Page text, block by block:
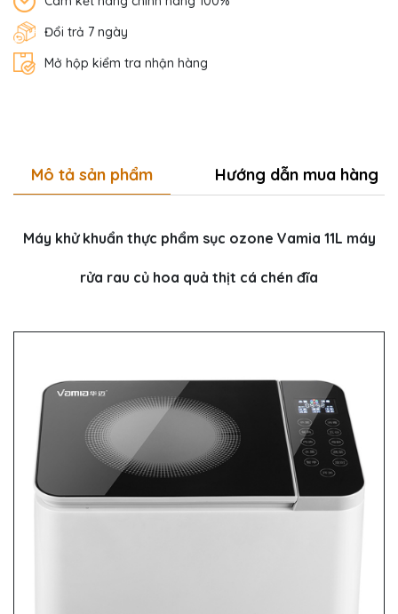
Đổi trả 7 ngày
Mở hộp kiểm tra nhận hàng
Mô tả sản phẩm Hướng dẫn mua hàng
Máy khử khuẩn thực phẩm sục ozone Vamia 11L máy
rửa rau củ hoa quả thịt cá chén đĩa